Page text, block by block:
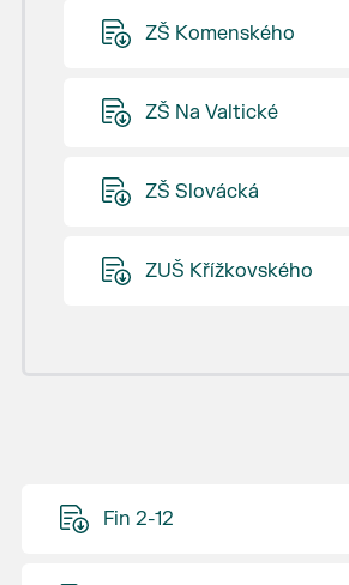
ZŠ Komenského
ZŠ Na Valtické
ZŠ Slovácká
ZUŠ Křížkovského
Fin 2-12